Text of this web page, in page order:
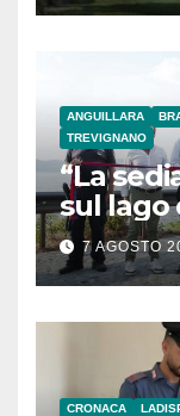
ANGUILLARA
TREVIGNANO
“La
sul lago
7 AGOSTO
CRONACA